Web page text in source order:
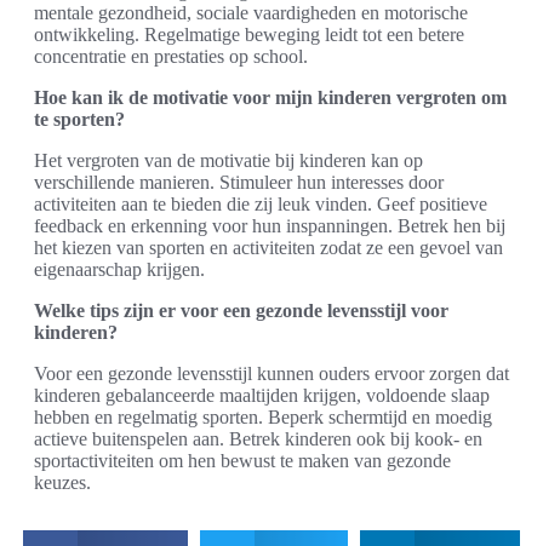
mentale gezondheid, sociale vaardigheden en motorische
ontwikkeling. Regelmatige beweging leidt tot een betere
concentratie en prestaties op school.
Hoe kan ik de motivatie voor mijn kinderen vergroten om
te sporten?
Het vergroten van de motivatie bij kinderen kan op
verschillende manieren. Stimuleer hun interesses door
activiteiten aan te bieden die zij leuk vinden. Geef positieve
feedback en erkenning voor hun inspanningen. Betrek hen bij
het kiezen van sporten en activiteiten zodat ze een gevoel van
eigenaarschap krijgen.
Welke tips zijn er voor een gezonde levensstijl voor
kinderen?
Voor een gezonde levensstijl kunnen ouders ervoor zorgen dat
kinderen gebalanceerde maaltijden krijgen, voldoende slaap
hebben en regelmatig sporten. Beperk schermtijd en moedig
actieve buitenspelen aan. Betrek kinderen ook bij kook- en
sportactiviteiten om hen bewust te maken van gezonde
keuzes.